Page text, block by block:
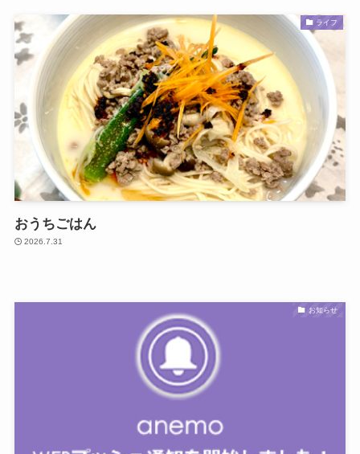
ライフ
おうちごはん
2026.7.31
お知らせ